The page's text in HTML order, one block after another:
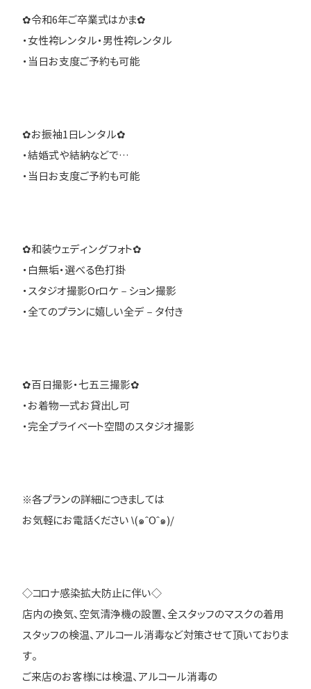
✿令和6年ご卒業式はかま✿
・女性袴レンタル・男性袴レンタル
・当日お支度ご予約も可能
✿お振袖1日レンタル✿
・結婚式や結納などで…
・当日お支度ご予約も可能
✿和装ウェディングフォト✿
・白無垢・選べる色打掛
・スタジオ撮影Orロケ－ション撮影
・全てのプランに嬉しい全デ－タ付き
✿百日撮影・七五三撮影✿
・お着物一式お貸出し可
・完全プライベート空間のスタジオ撮影
※各プランの詳細につきましては
お気軽にお電話ください \(๑ˆOˆ๑)/
◇コロナ感染拡大防止に伴い◇
店内の換気、空気清浄機の設置、全スタッフのマスクの着用
スタッフの検温、アルコール消毒など対策させて頂いておりま
す。
ご来店のお客様には検温、アルコール消毒の